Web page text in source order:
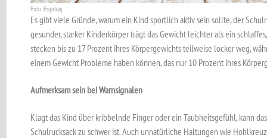
Foto: Ergobag
Es gibt viele Gründe, warum ein Kind sportlich aktiv sein sollte, der
gesunder, starker Kinderkörper trägt das Gewicht leichter als ein
stecken bis zu 17 Prozent ihres Körpergewichts teilweise locker weg,
einem Gewicht Probleme haben können, das nur 10 Prozent ihres
Aufmerksam sein bei Warnsignalen
Klagt das Kind über kribbelnde Finger oder ein Taubheitsgefühl, kann
Schulrucksack zu schwer ist. Auch unnatürliche Haltungen wie